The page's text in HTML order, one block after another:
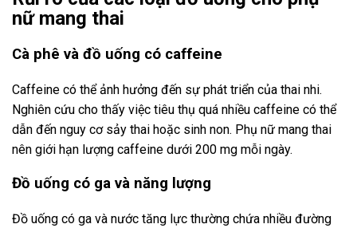
nữ mang thai
Cà phê và đồ uống có caffeine
Caffeine có thể ảnh hưởng đến sự phát triển của thai nhi.
Nghiên cứu cho thấy việc tiêu thụ quá nhiều caffeine có thể
dẫn đến nguy cơ sảy thai hoặc sinh non. Phụ nữ mang thai
nên giới hạn lượng caffeine dưới 200 mg mỗi ngày.
Đồ uống có ga và năng lượng
Đồ uống có ga và nước tăng lực thường chứa nhiều đường